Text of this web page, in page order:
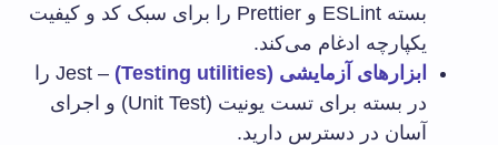
بسته ESLint و Prettier را برای سبک کد و کیفیت
یکپارچه ادغام می‌کند.
ابزارهای آزمایشی (Testing utilities
)
– Jest را
در بسته برای تست یونیت (Unit Test) و اجرای
آسان در دسترس دارید.